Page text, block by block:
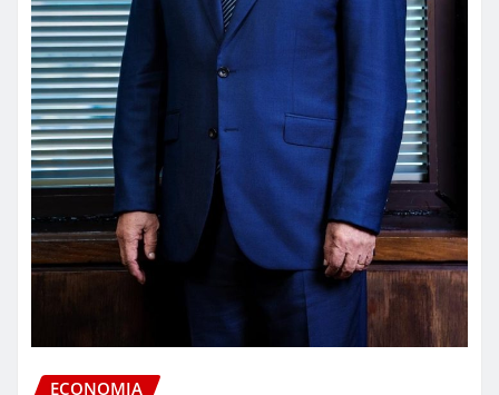
ECONOMIA